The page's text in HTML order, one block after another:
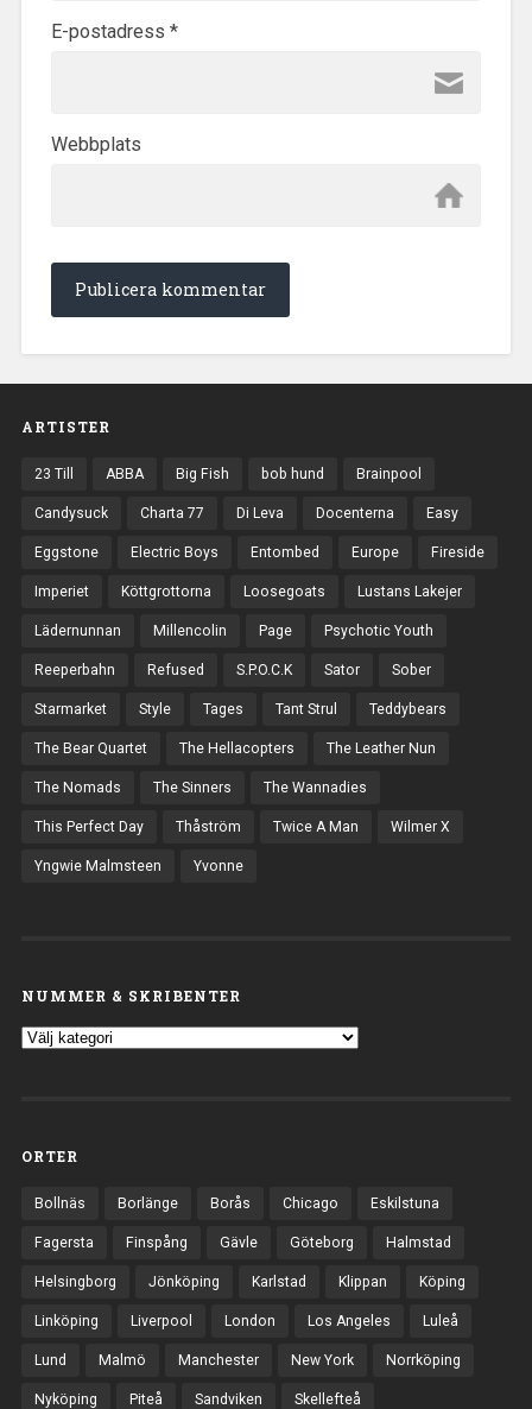
E-postadress *
Webbplats
ARTISTER
23 Till ABBA Big Fish bob hund Brainpool
Candysuck Charta 77 Di Leva Docenterna Easy
Eggstone Electric Boys Entombed Europe Fireside
Imperiet Köttgrottorna Loosegoats Lustans Lakejer
Lädernunnan Millencolin Page Psychotic Youth
Reeperbahn Refused S.P.O.C.K Sator Sober
Starmarket Style Tages Tant Strul Teddybears
The Bear Quartet The Hellacopters The Leather Nun
The Nomads The Sinners The Wannadies
This Perfect Day Thåström Twice A Man Wilmer X
Yngwie Malmsteen Yvonne
NUMMER & SKRIBENTER
ORTER
Bollnäs Borlänge Borås Chicago Eskilstuna
Fagersta Finspång Gävle Göteborg Halmstad
Helsingborg Jönköping Karlstad Klippan Köping
Linköping Liverpool London Los Angeles Luleå
Lund Malmö Manchester New York Norrköping
Nyköping Piteå Sandviken Skellefteå